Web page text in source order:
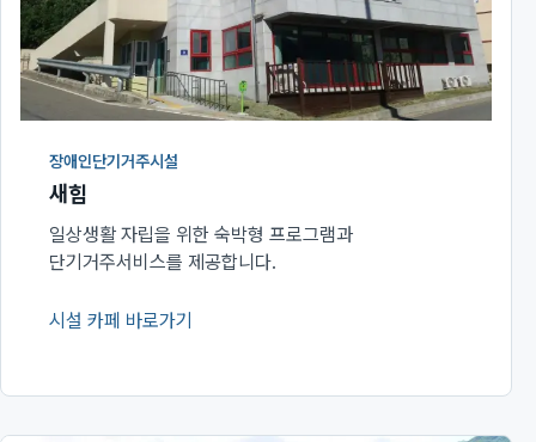
장애인단기거주시설
새힘
일상생활 자립을 위한 숙박형 프로그램과
단기거주서비스를 제공합니다.
시설 카페 바로가기
(새 창에서 열림)